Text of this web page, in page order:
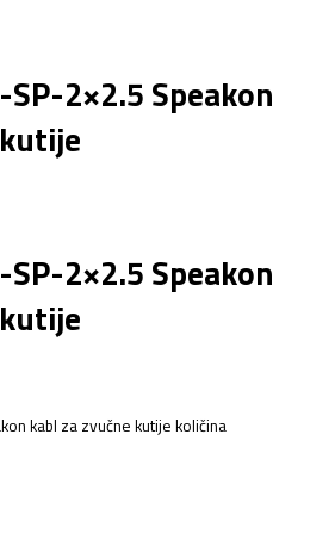
2×2.5 Speakon
2×2.5 Speakon
kabl za zvučne kutije količina